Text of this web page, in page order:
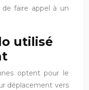
faire appel à un
utilisé
optent pour le
déplacement vers